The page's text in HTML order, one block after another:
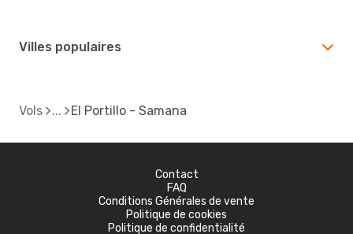
Villes populaires
Vols El Portillo - Samana
Contact
FAQ
Conditions Générales de vente
Politique de cookies
Politique de confidentialité